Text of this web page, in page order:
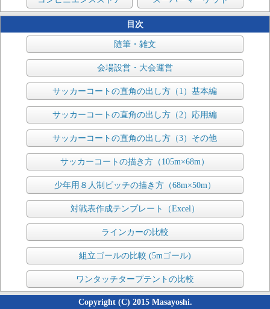
目次
随筆・雑文
会場設営・大会運営
サッカーコートの直角の出し方（1）基本編
サッカーコートの直角の出し方（2）応用編
サッカーコートの直角の出し方（3）その他
サッカーコートの描き方（105m×68m）
少年用８人制ピッチの描き方（68m×50m）
対戦表作成テンプレート（Excel）
ラインカーの比較
組立ゴールの比較 (5mゴール)
ワンタッチタープテントの比較
Copyright (C) 2015 Masayoshi.